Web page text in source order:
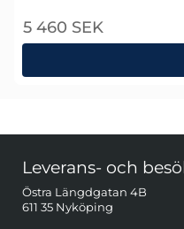
5 460 SEK
Fluke BP291
Leverans- och
Östra Längdgatan 4B
611 35 Nyköping